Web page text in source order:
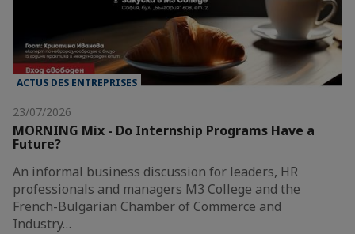
ACTUS DES ENTREPRISES
23/07/2026
MORNING Mix - Do Internship Programs Have a
Future?
An informal business discussion for leaders, HR
professionals and managers M3 College and the
French-Bulgarian Chamber of Commerce and
Industry…